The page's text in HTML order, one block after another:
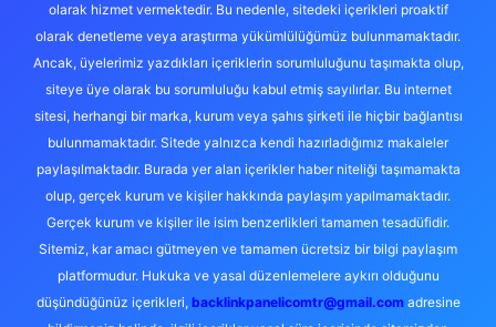
olarak hizmet vermektedir. Bu nedenle, sitedeki içerikleri proaktif
olarak denetleme veya araştırma yükümlülüğümüz bulunmamaktadır.
Ancak, üyelerimiz yazdıkları içeriklerin sorumluluğunu taşımakta olup,
siteye üye olarak bu sorumluluğu kabul etmiş sayılırlar. Bu internet
sitesi, herhangi bir marka, kurum veya şahıs şirketi ile hiçbir bağlantısı
bulunmamaktadır. Sitede yalnızca kendi hazırladığımız makaleler
paylaşılmaktadır. Burada yer alan içerikler haber niteliği taşımamakta
olup, gerçek kurum ve kişiler hakkında paylaşım yapılmamaktadır.
Gerçek kurum ve kişiler ile isim benzerlikleri tamamen tesadüfidir.
Sitemiz, kar amacı gütmeyen ve tamamen ücretsiz bir bilgi paylaşım
platformudur. Hukuka ve yasal düzenlemelere aykırı olduğunu
düşündüğünüz içerikleri, backlinkpanelicomtr@gmail.comadresine